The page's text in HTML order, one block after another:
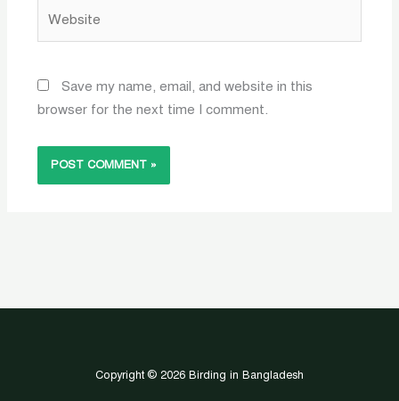
Save my name, email, and website in this
browser for the next time I comment.
Copyright © 2026 Birding in Bangladesh